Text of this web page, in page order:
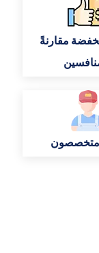
مقارنةً
متخصصون